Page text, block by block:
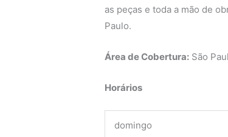
as peças e toda a mão de
Paulo.
Área de Cobertura: São
Horários
domingo